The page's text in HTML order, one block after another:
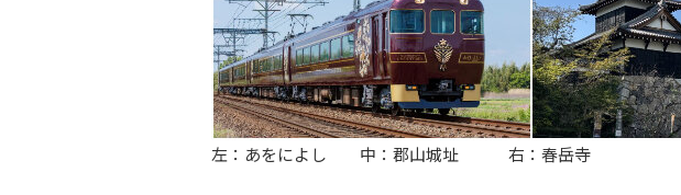
左：あをによし 中：郡山城址 右：春岳寺